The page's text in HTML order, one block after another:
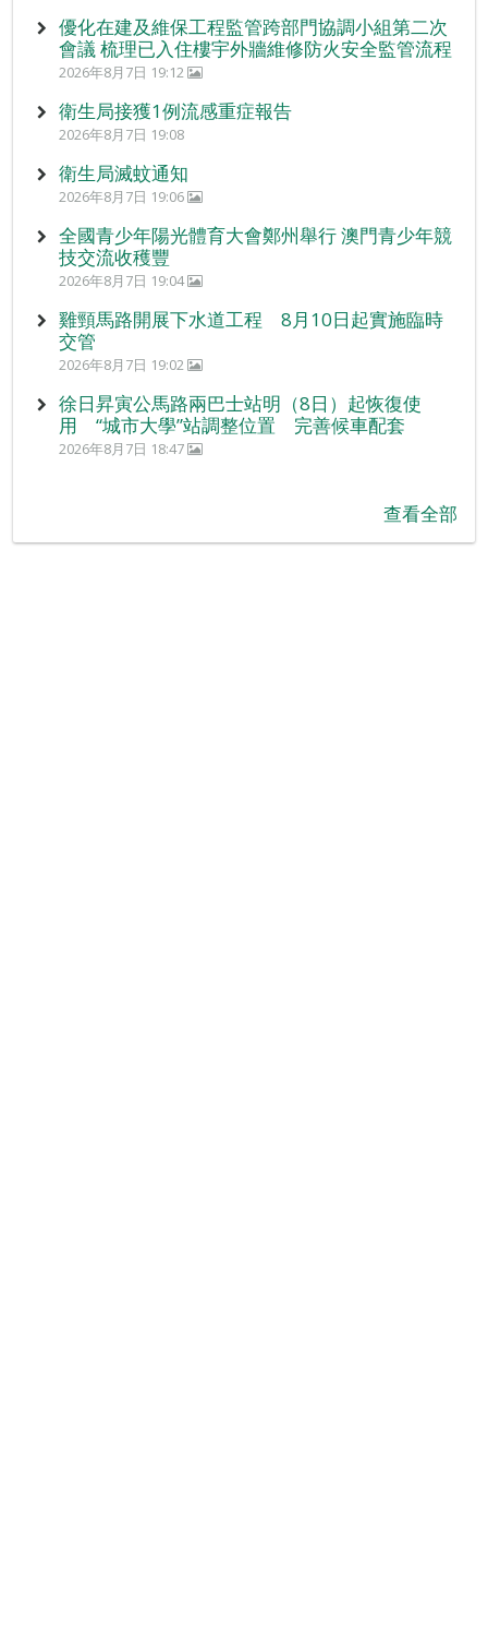
優化在建及維保工程監管跨部門協調小組第二次
會議 梳理已入住樓宇外牆維修防火安全監管流程
2026年8月7日 19:12
衛生局接獲1例流感重症報告
2026年8月7日 19:08
衛生局滅蚊通知
2026年8月7日 19:06
全國青少年陽光體育大會鄭州舉行 澳門青少年競
技交流收穫豐
2026年8月7日 19:04
雞頸馬路開展下水道工程 8月10日起實施臨時
交管
2026年8月7日 19:02
徐日昇寅公馬路兩巴士站明（8日）起恢復使
用 “城市大學”站調整位置 完善候車配套
2026年8月7日 18:47
查看全部